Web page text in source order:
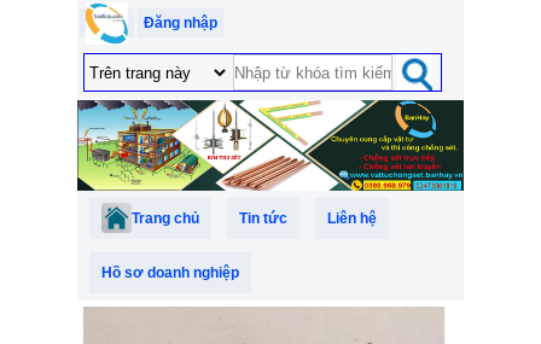
Đăng nhập
Trang chủ Tin tức Liên hệ
Hồ sơ doanh nghiệp